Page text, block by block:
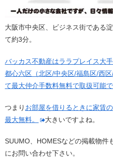
大阪市中央区、ビジネス街である
て約3分。
バッカス不動産はララプレイス大
都心六区（北区/中央区/福島区/西
て最大仲介手数料無料で取扱可能で
つまり お部屋を借りるときに家賃
最大無料。
大きいですよね。
SUUMO、HOMESなどの掲載物件
にお問い合わせ下さい。